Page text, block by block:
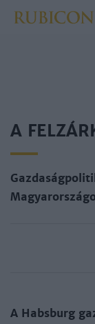
A
A Habsburg